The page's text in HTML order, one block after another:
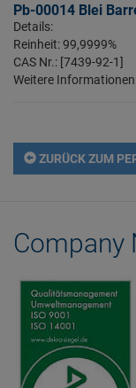
Pb-00014 Blei
Details:
Reinheit: 99,9999%
CAS Nr.: [7439-92-1]
Weitere
ZURÜCK ZUM
Company